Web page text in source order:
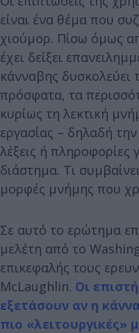
είναι ένα θέμα που
χιούμορ. Πίσω όμως
έχει δείξει
κάνναβης
πρόσφατα, τα
κυρίως τη λεκτική
εργασίας – δηλαδή
λέξεις ή πληροφορίες
διάστημα. Τι
μορφές μνήμης που
Σε αυτό το ερώτημα
μελέτη από το
επικεφαλής τους
McLaughlin. Οι
εξετάσουν αν η
πιο «λειτουργικές»